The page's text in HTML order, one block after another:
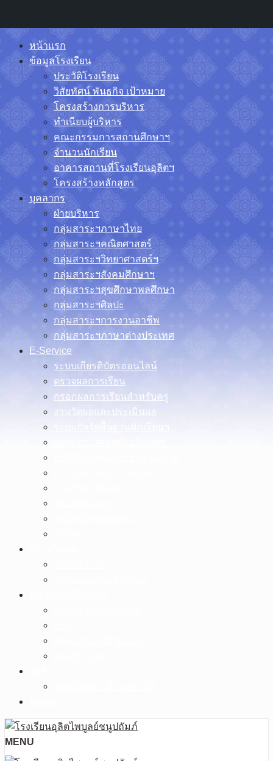
Skip
to
content
หน้าแรก
ข้อมูลโรงเรียน
ประวัติโรงเรียน
วิสัยทัศน์ พันธกิจ เป้าหมาย
โครงสร้างการบริหาร
ทำเนียบผู้บริหาร
คณะกรรมการสถานศึกษาฯ
จำนวนนักเรียน
อาคารสถานที่โรงเรียนอุลิตฯ
โครงสร้างหลักสูตร
บุคลากร
ฝ่ายบริหาร
กลุ่มสาระฯภาษาไทย
กลุ่มสาระฯคณิตศาสตร์
กลุ่มสาระฯวิทยาศาสตร์ฯ
กลุ่มสาระฯสังคมศึกษาฯ
กลุ่มสาระฯสุขศึกษาพลศึกษา
กลุ่มสาระฯศิลปะ
กลุ่มสาระฯการงานอาชีพ
กลุ่มสาระฯภาษาต่างประเทศ
E-Service
ระบบเกียรติบัตรออนไลน์
ตรวจผลการเรียน
กรอกผลการเรียนสำหรับครู
งานวัดผลและประเมินผล
MENU